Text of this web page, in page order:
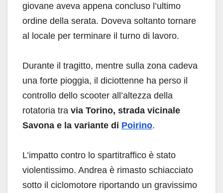
giovane aveva appena concluso l’ultimo
ordine della serata. Doveva soltanto tornare
al locale per terminare il turno di lavoro.
Durante il tragitto, mentre sulla zona cadeva
una forte pioggia, il diciottenne ha perso il
controllo dello scooter all’altezza della
rotatoria tra via Torino, strada vicinale
Savona e la variante di Poirino.
L’impatto contro lo spartitraffico è stato
violentissimo. Andrea è rimasto schiacciato
sotto il ciclomotore riportando un gravissimo